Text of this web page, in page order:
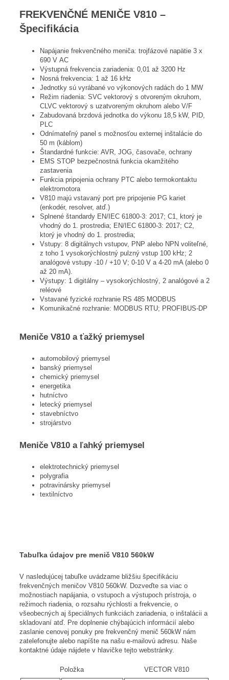
FREKVENČNÉ MENIČE V810 –
Špecifikácia
Napájanie frekvenčného meniča: trojfázové napätie 3 x
690 V AC
Výstupná frekvencia zariadenia: 0,01 až 3200 Hz
Nosná frekvencia: 1 až 16 kHz
Jednotky sú vyrábané vo výkonových radách do 1 MW
Režim riadenia: SVC vektorový s otvoreným okruhom,
CLVC vektorový s uzatvoreným okruhom alebo V/F
Zabudovaná brzdová jednotka do výkonu 18,5 kW, PID,
PLC
Odnímateľný panel s možnosťou externej inštalácie do
50 m (káblom)
Štandardné funkcie: AVR, JOG, časovače, ochrany
EMS STOP bezpečnostná funkcia okamžitého
zastavenia
Funkcia pripojenia ochrany PTC alebo termokontaktu
elektromotora
V810 majú vstavaný port pre pripojenie PG kariet
(enkodér, resolver, atď.)
Splnené štandardy EN/IEC 61800-3: 2017; C1, ktorý je
vhodný do 1. prostredia; EN/IEC 61800-3: 2017; C2,
ktorý je vhodný do 1. prostredia;
Vstupy: 8 digitálnych vstupov, PNP alebo NPN voliteľné,
z toho 1 vysokorýchlostný pulzný vstup 100 kHz; 2
analógové vstupy -10 / +10 V; 0-10 V a 4-20 mA (alebo 0
až 20 mA).
Výstupy: 1 digitálny – vysokorýchlostný, 2 analógové a 2
reléové
Vstavané fyzické rozhranie RS 485 MODBUS
Komunikačné rozhranie: MODBUS RTU; PROFIBUS-DP
Meniče V810 a ťažký priemysel
automobilový priemysel
banský priemysel
chemický priemysel
energetika
hutníctvo
letecký priemysel
stavebníctvo
strojárstvo
Meniče V810 a ľahký priemysel
elektrotechnický priemysel
polygrafia
potravinársky priemysel
textilníctvo
Tabuľka údajov pre menič V810 560kW
V nasledujúcej tabuľke uvádzame bližšiu špecifikáciu
frekvenčných meničov V810 560kW. Dozveďte sa viac o
možnostiach napájania, o vstupoch a výstupoch prístroja, o
režimoch riadenia, o rozsahu rýchlosti a frekvencie, o
všeobecných aj špeciálnych funkciách zariadenia, o inštalácii a
skladovaní atď. Pre doplnenie chýbajúcich informácií alebo
zaslanie cenovej ponuky pre frekvenčný menič 560kW nám
zatelefonujte alebo napíšte na našu e-mailovú adresu. Naše
kontaktné údaje nájdete v hlavičke tejto webstránky.
Položka VECTOR V810